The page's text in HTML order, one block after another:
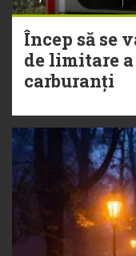
Încep să se
de limitare
carburanți